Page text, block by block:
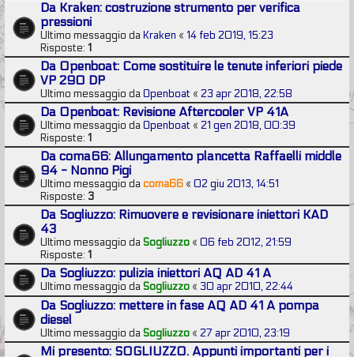
Da Kraken: costruzione strumento per verifica
pressioni
Ultimo messaggio da Kraken « 14 feb 2019, 15:23
Risposte: 1
Da Openboat: Come sostituire le tenute inferiori piede
VP 290 DP
Ultimo messaggio daOpenboat « 23 apr 2018, 22:58
Da Openboat: Revisione Aftercooler VP 41A
Ultimo messaggio daOpenboat « 21 gen 2018, 00:39
Risposte: 1
Da coma66: Allungamento plancetta Raffaelli middle
94 - Nonno Pigi
Ultimo messaggio dacoma66 « 02 giu 2013, 14:51
Risposte: 3
Da Sogliuzzo: Rimuovere e revisionare iniettori KAD
43
Ultimo messaggio daSogliuzzo « 06 feb 2012, 21:59
Risposte: 1
Da Sogliuzzo: pulizia iniettori AQ AD 41 A
Ultimo messaggio daSogliuzzo « 30 apr 2010, 22:44
Da Sogliuzzo: mettere in fase AQ AD 41 A pompa
diesel
Ultimo messaggio daSogliuzzo « 27 apr 2010, 23:19
Mi presento: SOGLIUZZO. Appunti importanti per i